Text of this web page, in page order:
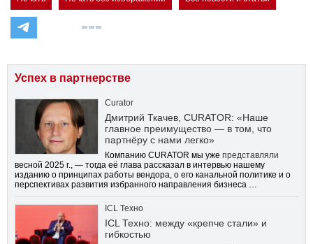
Успех в партнерстве
Curator
Дмитрий Ткачев, CURATOR: «Наше
главное преимущество — в том, что
партнёру с нами легко»
Компанию CURATOR мы уже представляли
весной 2025 г., — тогда её глава рассказал в интервью нашему
изданию о принципах работы вендора, о его канальной политике и о
перспективах развития избранного направления бизнеса …
ICL Техно
ICL Техно: между «крепче стали» и
гибкостью